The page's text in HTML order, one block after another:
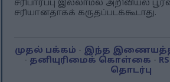
சரிபார்ப்பு இல்லாமல் அறிவியல்
சரியானதாகக் கருதப்படக்கூடாது.
முதல் பக்கம் - இந்த
- தனியுரிமைக் கொள்கை -
தொடர்பு